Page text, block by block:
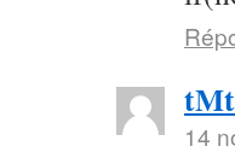
14